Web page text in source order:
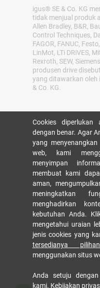
igus® SE & Co. KG
tidak menjual produk
Allen Bradley, B&R,
Control Techniques,
FAGOR, FANUC,
LinMot, LTi DRiVES,
Rexroth, SEW,
produsen drive
yang ditawarkan oleh
& Co. KG.
Cookies
dengan benar. Agar
yang
web, kami
menyimpan
membuat kami
aman,
meningkatkan
menghadirkan
kebutuhan Anda.
mengetahui uraian
jenis cookies yang
tersedianya
menggunakan situs
Anda setuju
kami. Kebijakan